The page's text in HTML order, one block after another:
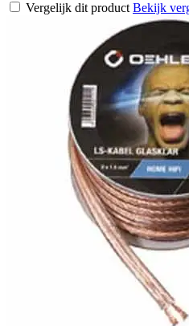
Vergelijk dit product Bekijk